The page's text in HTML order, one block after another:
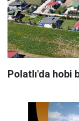
Polatlı'da hobi